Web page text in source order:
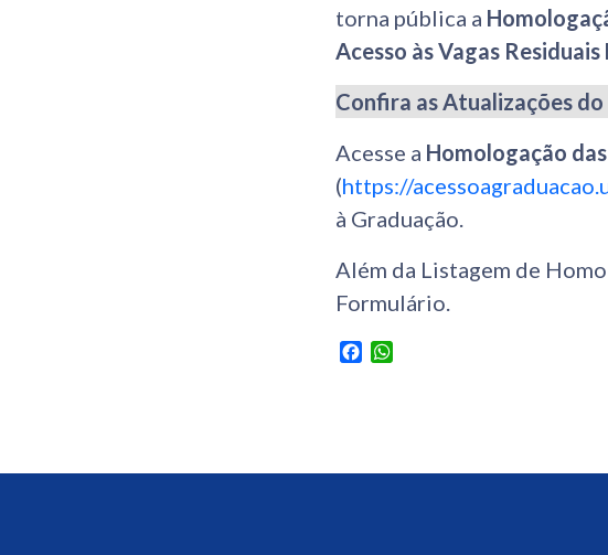
torna pública a
Acesso às Vagas Residuais
Confira as Atualizações
Acesse a Homologação
(https://
à Graduação.
Além da Listagem de
Formulário.
Facebook